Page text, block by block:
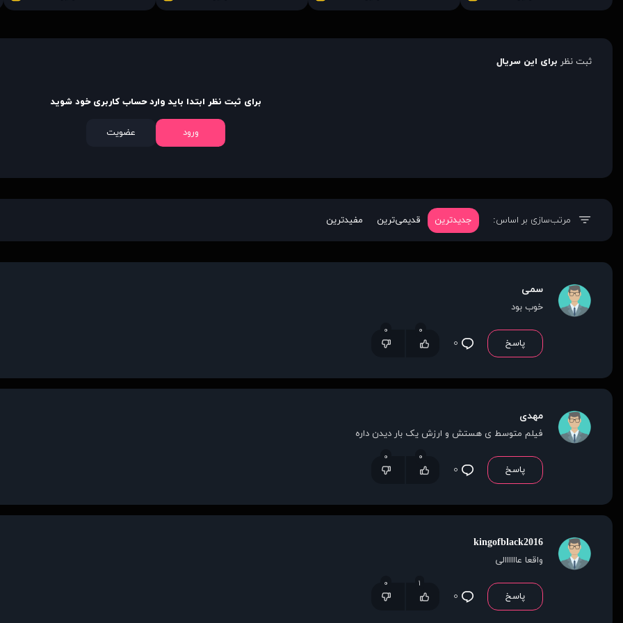
ثبت نظر برای این سریال
برای ثبت نظر ابتدا باید وارد حساب کاربری خود شوید
ورود عضویت
مرتب‌سازی بر اساس: جدیدترین قدیمی‌ترین مفیدترین
سمی
خوب بود
پاسخ ۰
۰ ۰
مهدی
فیلم متوسط ی هستش و ارزش یک بار دیدن داره
پاسخ ۰
۰ ۰
kingofblack2016
واقعا عاااااالی
پاسخ ۰
۱ ۰